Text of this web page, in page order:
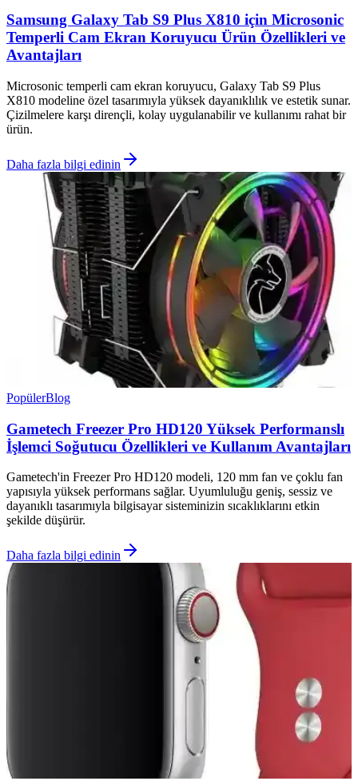
Samsung Galaxy Tab S9 Plus X810 için Microsonic
Temperli Cam Ekran Koruyucu Ürün Özellikleri ve
Avantajları
Microsonic temperli cam ekran koruyucu, Galaxy Tab S9 Plus
X810 modeline özel tasarımıyla yüksek dayanıklılık ve estetik sunar.
Çizilmelere karşı dirençli, kolay uygulanabilir ve kullanımı rahat bir
ürün.
Daha fazla bilgi edinin
PopülerBlog
Gametech Freezer Pro HD120 Yüksek Performanslı
İşlemci Soğutucu Özellikleri ve Kullanım Avantajları
Gametech'in Freezer Pro HD120 modeli, 120 mm fan ve çoklu fan
yapısıyla yüksek performans sağlar. Uyumluluğu geniş, sessiz ve
dayanıklı tasarımıyla bilgisayar sisteminizin sıcaklıklarını etkin
şekilde düşürür.
Daha fazla bilgi edinin